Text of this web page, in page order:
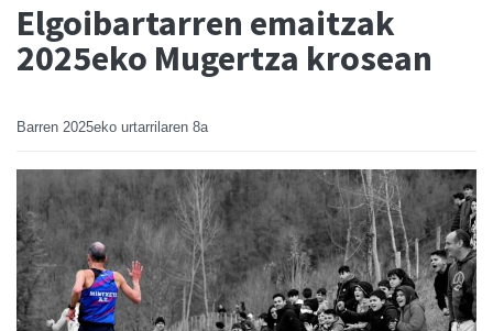
Elgoibartarren emaitzak
2025eko Mugertza krosean
Barren 2025eko urtarrilaren 8a